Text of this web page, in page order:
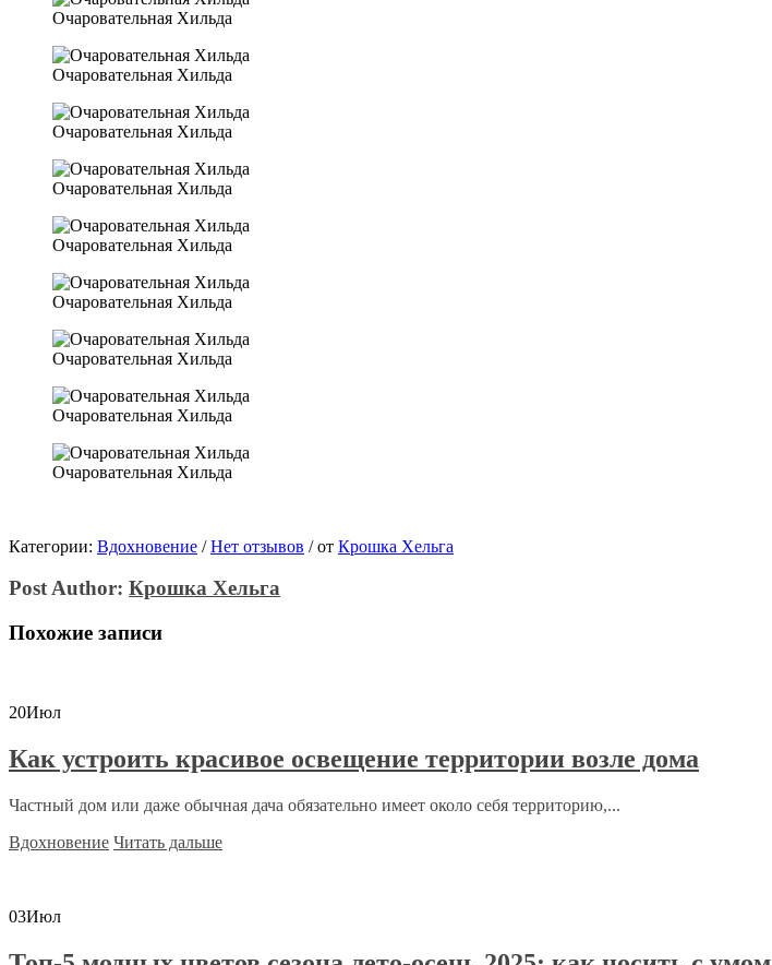
Очаровательная Хильда
Очаровательная Хильда
Очаровательная Хильда
Очаровательная Хильда
Очаровательная Хильда
Очаровательная Хильда
Очаровательная Хильда
Очаровательная Хильда
Очаровательная Хильда
Категории: Вдохновение / Нет отзывов /от Крошка Хельга
Post Author: Крошка Хельга
Похожие записи
20Июл
Как устроить красивое освещение территории возле дома
Частный дом или даже обычная дача обязательно имеет около себя территорию,...
Вдохновение Читать дальше
03Июл